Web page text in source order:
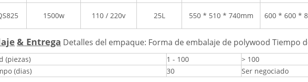
1500w 110 / 220v 25L 550 * 510 * 740mm 600 * 600 *
& Entrega Detalles del empaque: Forma de embalaje de polywood Tiempo
(piezas) 1 - 100
> 100
(dias)
30 Ser negociado